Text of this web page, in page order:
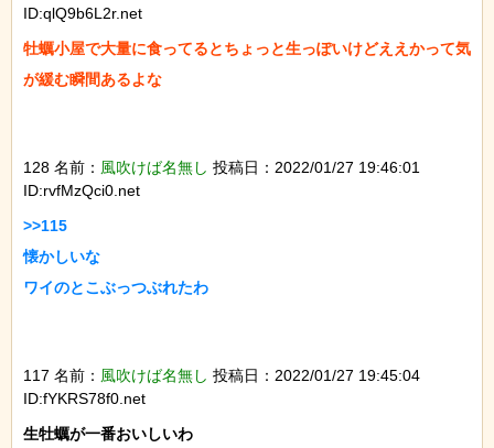
ID:qlQ9b6L2r.net
牡蠣小屋で大量に食ってるとちょっと生っぽいけどええかって気
が緩む瞬間あるよな
128 名前： 風吹けば名無し 投稿日：2022/01/27 19:46:01
ID:rvfMzQci0.net
>>115
懐かしいな
ワイのとこぶっつぶれたわ
117 名前： 風吹けば名無し 投稿日：2022/01/27 19:45:04
ID:fYKRS78f0.net
生牡蠣が一番おいしいわ